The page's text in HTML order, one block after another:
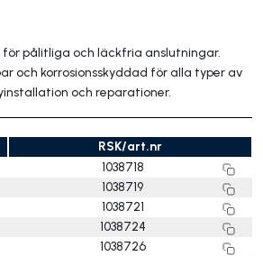
för pålitliga och läckfria anslutningar.
och korrosionsskyddad för alla typer av
och reparationer.
RSK/art.nr
1038718
1038719
1038721
1038724
1038726